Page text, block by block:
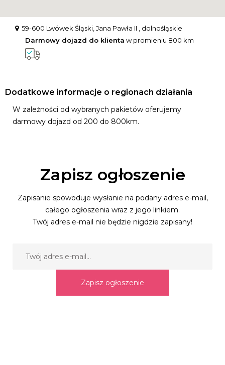
59-600 Lwówek Śląski, Jana Pawła II , dolnośląskie
Darmowy dojazd do klienta w promieniu 800 km
Dodatkowe informacje o regionach działania
W zależności od wybranych pakietów oferujemy
darmowy dojazd od 200 do 800km.
Zapisz ogłoszenie
Zapisanie spowoduje wysłanie na podany adres e-mail,
całego ogłoszenia wraz z jego linkiem.
Twój adres e-mail nie będzie nigdzie zapisany!
Zapisz ogłoszenie